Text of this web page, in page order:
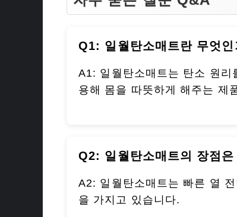
Q1: 일월탄소매트란 무엇인
A1: 일월탄소매트는 탄소 원
용해 몸을 따뜻하게 해주는 제
Q2: 일월탄소매트의 장점
A2: 일월탄소매트는 빠른 열
을 가지고 있습니다.